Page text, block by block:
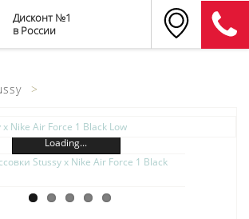
Дисконт №1
в России
Loading...